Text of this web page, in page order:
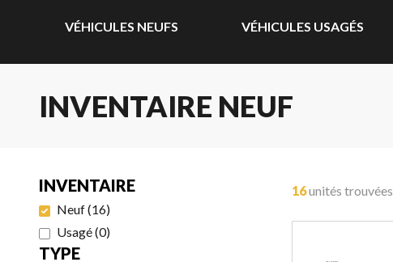
VÉHICULES NEUFS VÉHICULES USAGÉS
INVENTAIRE NEUF
INVENTAIRE
Neuf(16)
Usagé(0)
TYPE
16unités trouvées